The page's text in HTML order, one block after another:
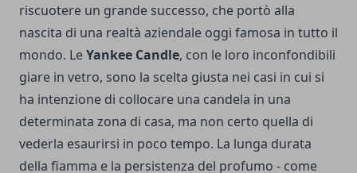
riscuotere un grande successo, che portò alla
nascita di una realtà aziendale oggi famosa in tutto il
mondo. LeYankee Candle, con le loro inconfondibili
giare in vetro, sono la scelta giusta nei casi in cui si
ha intenzione di collocare una candela in una
determinata zona di casa, ma non certo quella di
vederla esaurirsi in poco tempo. La lunga durata
della fiamma e la persistenza del profumo - come